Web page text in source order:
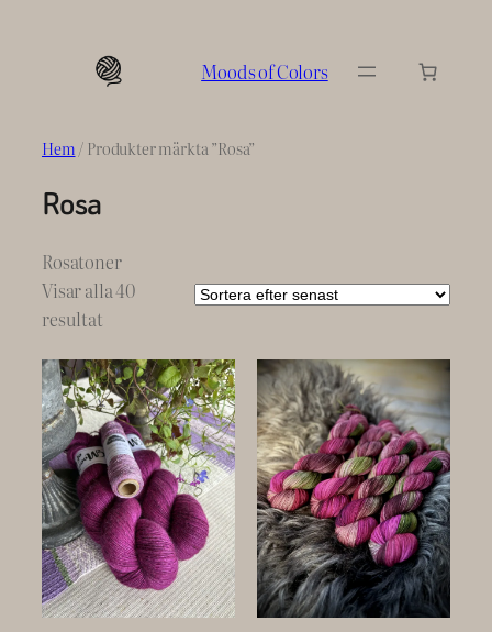
Moods of Colors
Hem/ Produkter märkta ”Rosa”
Rosa
Rosatoner
Visar alla 40
resultatSortera
senaste